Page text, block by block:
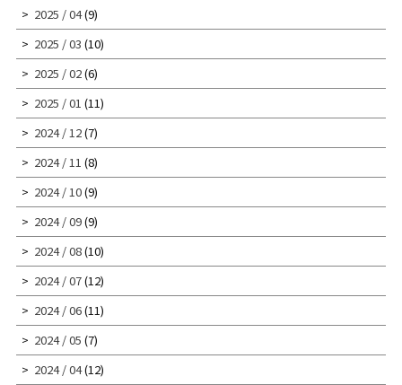
2025 / 04(9)
2025 / 03 (10)
2025 / 02(6)
2025 / 01 (11)
2024 / 12(7)
2024 / 11 (8)
2024 / 10(9)
2024 / 09(9)
2024 / 08(10)
2024 / 07(12)
2024 / 06(11)
2024 / 05 (7)
2024 / 04(12)